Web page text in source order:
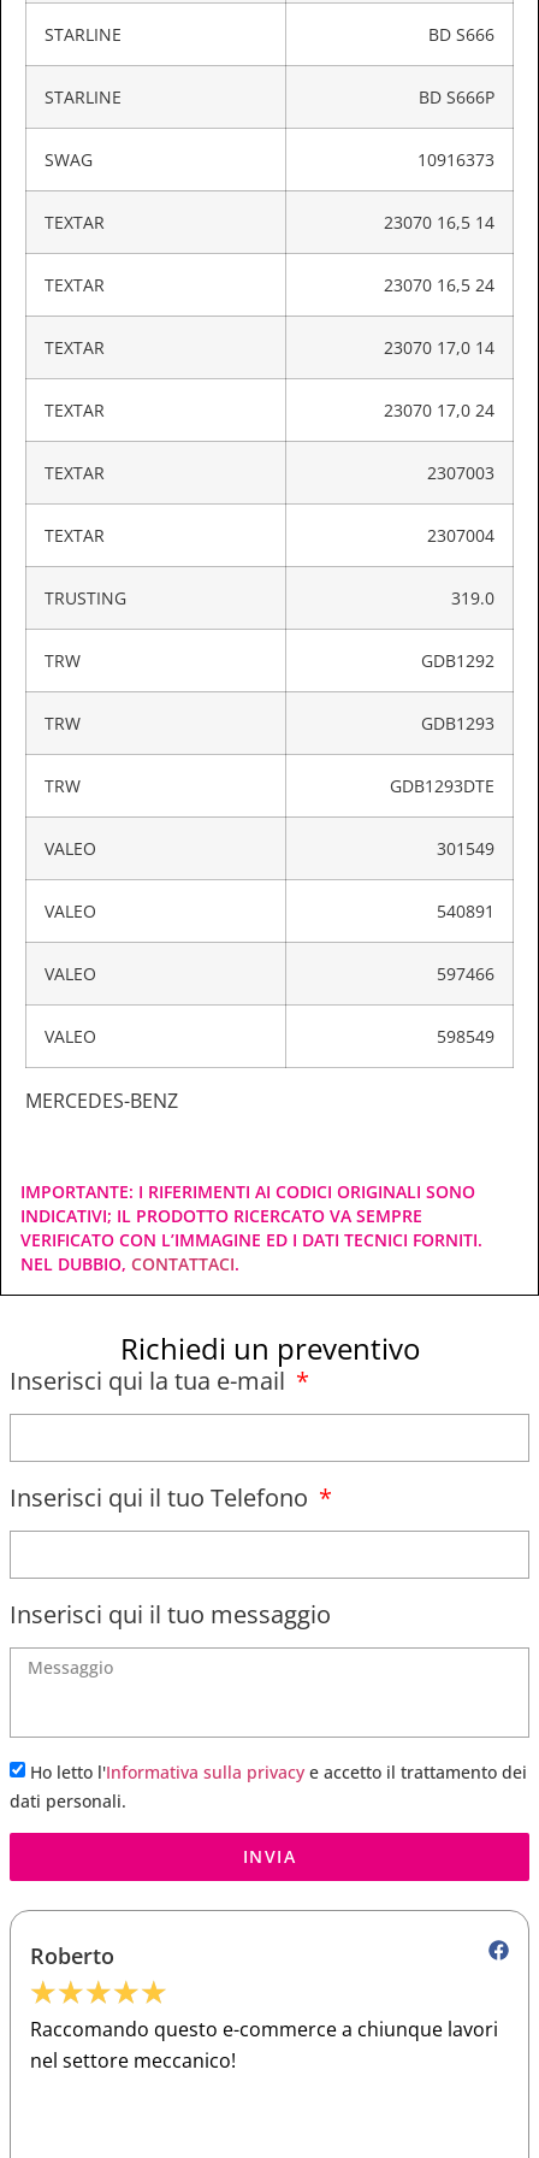
STARLINE BD S666
STARLINE BD S666P
SWAG 10916373
TEXTAR 23070 16,5 14
TEXTAR 23070 16,5 24
TEXTAR 23070 17,0 14
TEXTAR 23070 17,0 24
TEXTAR 2307003
TEXTAR 2307004
TRUSTING 319.0
TRW GDB1292
TRW GDB1293
TRW GDB1293DTE
VALEO 301549
VALEO 540891
VALEO 597466
VALEO 598549
MERCEDES-BENZ
IMPORTANTE: I RIFERIMENTI AI CODICI ORIGINALI SONO
INDICATIVI; IL PRODOTTO RICERCATO VA SEMPRE
VERIFICATO CON L’IMMAGINE ED I DATI TECNICI FORNITI.
NEL DUBBIO, CONTATTACI.
Richiedi un preventivo
Inserisci qui la tua e-mail
Inserisci qui il tuo Telefono
Inserisci qui il tuo messaggio
Ho letto l'Informativa sulla privacy e accetto il trattamento dei
dati personali.
INVIA
Roberto
★★★★★
Raccomando questo e-commerce a chiunque lavori
nel settore meccanico!